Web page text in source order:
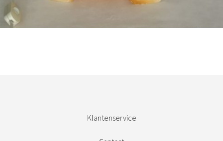
Klantenservice